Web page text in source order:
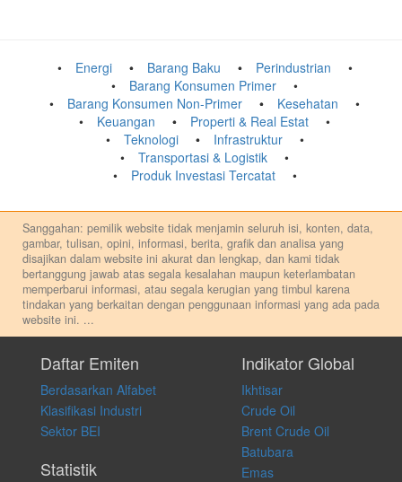
Energi Barang Baku
Perindustrian
Barang Konsumen Primer
Barang Konsumen Non-Primer
Kesehatan
Keuangan
Properti & Real Estat
Teknologi
Infrastruktur
Transportasi & Logistik
Produk Investasi Tercatat
Sanggahan: pemilik website tidak menjamin seluruh isi, konten, data,
gambar, tulisan, opini, informasi, berita, grafik dan analisa yang
disajikan dalam website ini akurat dan lengkap, dan kami tidak
bertanggung jawab atas segala kesalahan maupun keterlambatan
memperbarui informasi, atau segala kerugian yang timbul karena
tindakan yang berkaitan dengan penggunaan informasi yang ada pada
website ini. ...
pribadi. Kami tidak memberi anjuran, saran, rekomendasi untuk
membeli, menjual atau melakukan aktivitas lain yang terkait dengan
transaksi perdagangan apapun, dan kami tidak bertanggung jawab
atas keputusan investasi yang dilakukan dalam kondisi dan situasi
apapun juga, yang diakibatkan secara langsung maupun tidak
langsung atas konten pada website ini.
Daftar Emiten
Berdasarkan Alfabet
Klasifikasi Industri
Sektor BEI
Statistik
Indikator Global
Ikhtisar
Crude Oil
Brent Crude Oil
Batubara
Emas